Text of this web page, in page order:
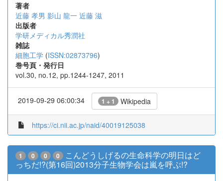
著者
近藤 孝男 影山 龍一 近藤 滋
出版者
学研メディカル秀潤社
雑誌
細胞工学 (ISSN:02873796)
巻号頁・発行日
vol.30, no.12, pp.1244-1247, 2011
2019-09-29 06:00:34 1 + 1 Wikipedia
https://ci.nii.ac.jp/naid/40019125038
1 0 0 0
こんどうしげるの生命科学の明日はど
っちだ!?(第16回)2013分子生物学会は嵐を呼ぶ!?